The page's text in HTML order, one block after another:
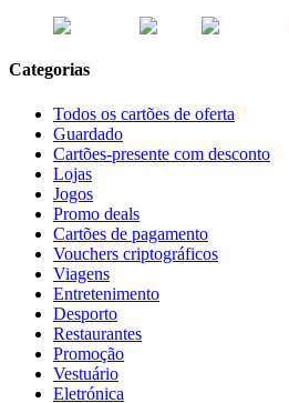
Categorias
Todos os cartões de oferta
Guardado
Cartões-presente com desconto
Lojas
Jogos
Promo deals
Cartões de pagamento
Vouchers criptográficos
Viagens
Entretenimento
Desporto
Restaurantes
Promoção
Vestuário
Eletrónica